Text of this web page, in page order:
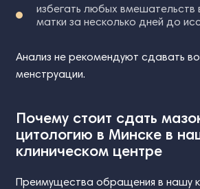
избегать любых вмешательств
матки за несколько дней до
Анализ не рекомендуют сдавать
менструации.
Почему стоит сдать
цитологию в Минске в
клиническом центре
Преимущества обращения в нашу